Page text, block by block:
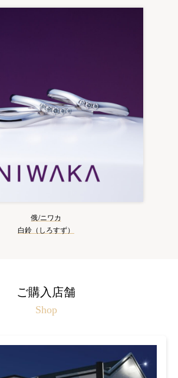
俄/ニワカ
白鈴（しろすず）
ご購入店舗
Shop